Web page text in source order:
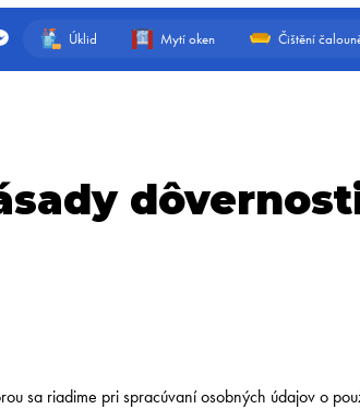
Úklid Mytí oken Čištění
sa riadime pri spracúvaní osobných údajov o